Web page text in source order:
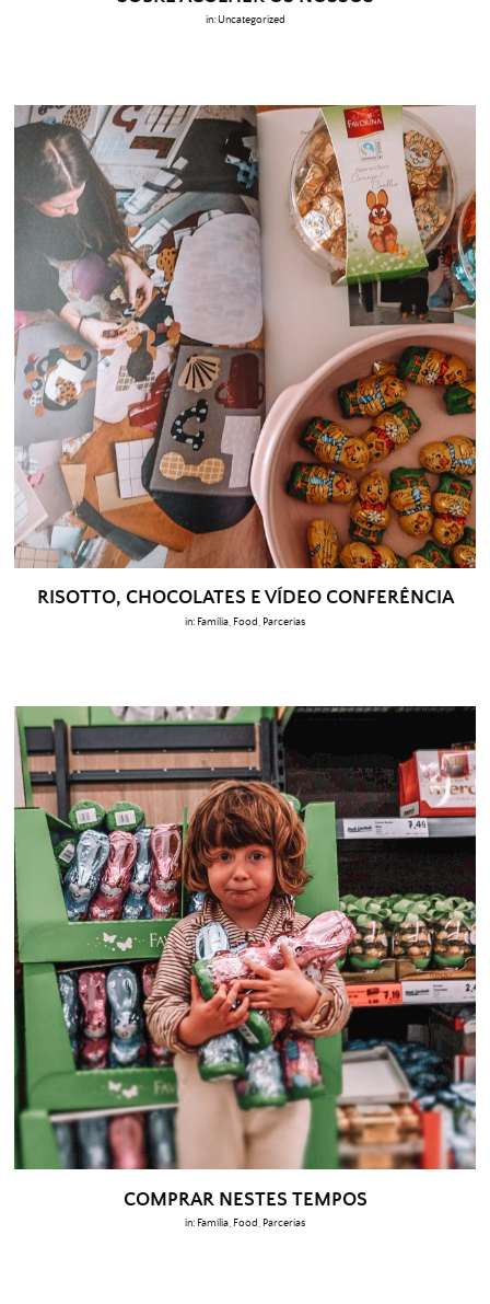
in: Uncategorized
RISOTTO, CHOCOLATES E VÍDEO CONFERÊNCIA
in: Família Food Parcerias
COMPRAR NESTES TEMPOS
in: Família Food Parcerias